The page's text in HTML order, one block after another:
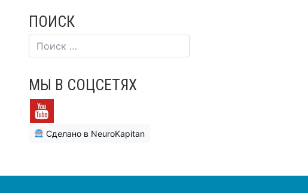
ПОИСК
МЫ В СОЦСЕТЯХ
Сделано в NeuroKapitan